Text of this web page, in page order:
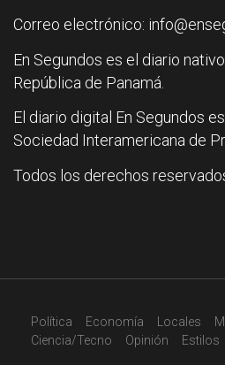
Correo electrónico:
En Segundos es el diario
República de Panamá.
El diario digital En Segundos
Sociedad Interamericana de
Todos los derechos
Política Economía Locales
Ciencia/Tecno
Opinión Estilos